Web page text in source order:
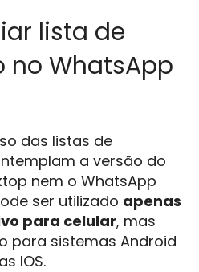
lista de
no WhatsApp
das listas de
a versão do
nem o WhatsApp
ser utilizado apenas
para celular, mas
para sistemas Android
IOS.